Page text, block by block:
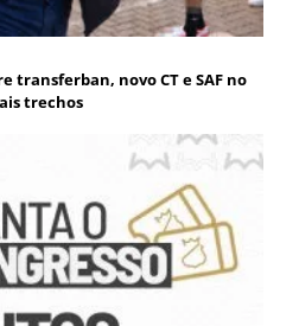
transferban, novo CT e SAF no
trechos